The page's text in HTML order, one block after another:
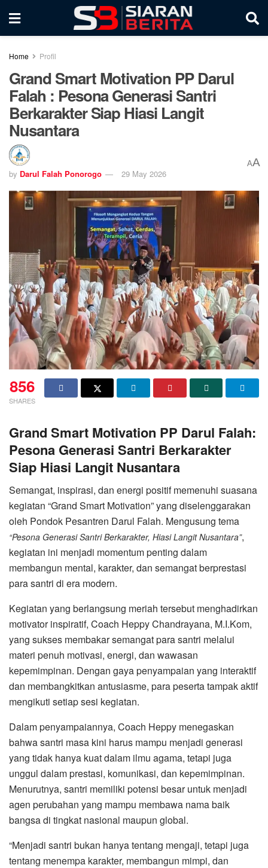
Home Profil
Grand Smart Motivation PP Darul
Falah : Pesona Generasi Santri
Berkarakter Siap Hiasi Langit
Nusantara
by Darul Falah Ponorogo 29 May 2026
AA
856
SHARES
Grand Smart Motivation PP Darul Falah:
Pesona Generasi Santri Berkarakter
Siap Hiasi Langit Nusantara
Semangat, inspirasi, dan energi positif memenuhi suasana
kegiatan “Grand Smart Motivation” yang diselenggarakan
oleh Pondok Pesantren Darul Falah. Mengusung tema
“Pesona Generasi Santri Berkarakter, Hiasi Langit Nusantara”,
kegiatan ini menjadi momentum penting dalam
membangun mental, karakter, dan semangat berprestasi
para santri di era modern.
Kegiatan yang berlangsung meriah tersebut menghadirkan
motivator inspiratif, Coach Heppy Chandrayana, M.I.Kom,
yang sukses membakar semangat para santri melalui
materi penuh motivasi, energi, dan wawasan
kepemimpinan. Dengan gaya penyampaian yang interaktif
dan membangkitkan antusiasme, para peserta tampak aktif
mengikuti setiap sesi kegiatan.
Dalam penyampaiannya, Coach Heppy menegaskan
bahwa santri masa kini harus mampu menjadi generasi
yang tidak hanya kuat dalam ilmu agama, tetapi juga
unggul dalam prestasi, komunikasi, dan kepemimpinan.
Menurutnya, santri memiliki potensi besar untuk menjadi
agen perubahan yang mampu membawa nama baik
bangsa di tingkat nasional maupun global.
“Menjadi santri bukan hanya tentang mengaji, tetapi juga
tentang menempa karakter, membangun mimpi, dan